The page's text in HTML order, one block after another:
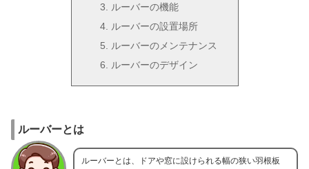
ルーバーの機能
ルーバーの設置場所
ルーバーのメンテナンス
ルーバーのデザイン
ルーバーとは
ルーバーとは、ドアや窓に設けられる幅の狭い羽根板